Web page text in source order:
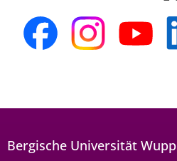
Bergische Universität